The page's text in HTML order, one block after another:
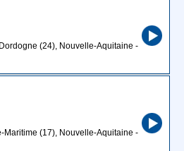
(24), Nouvelle-Aquitaine -
Maritime (17), Nouvelle-Aquitaine -